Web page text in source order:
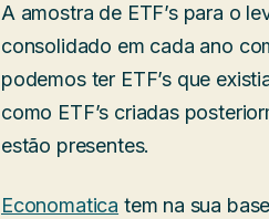
A amostra de ETF’s para o
consolidado em cada ano
podemos ter ETF’s que
como ETF’s criadas
estão presentes.
Economatica tem na sua